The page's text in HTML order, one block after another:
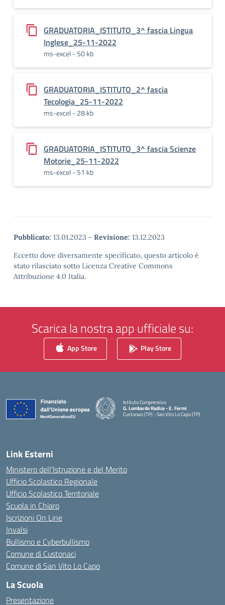
GRADUATORIA_ISTITUTO_3^ fascia Lingua
Inglese_25-11-2022
ms-excel - 50 kb
GRADUATORIA_ISTITUTO_2^ fascia
Tecologia_25-11-2022
ms-excel - 28 kb
GRADUATORIA_ISTITUTO_3^ fascia Scienze
Motorie_25-11-2022
ms-excel - 51 kb
Pubblicato: 13.01.2023 - Revisione: 13.12.2023
Eccetto dove diversamente specificato, questo articolo è
stato rilasciato sotto Licenza Creative Commons
Attribuzione 4.0 Italia.
Scarica la nostra app ufficiale su:
App Store Play Store
Istituto Comprensivo
G. Lombardo Radice - E. Fermi
Custonaci (TP) - San Vito Lo Capo (TP)
— Visita la pagina iniziale della scuola
Link Esterni
Ministero dell’Istruzione e del Merito
Ufficio Scolastico Regionale
Ufficio Scolastico Territoriale
Scuola in Chiaro
Iscrizioni On Line
Invalsi
Bullismo e Cyberbullismo
Comune di Custonaci
Comune di San Vito Lo Capo
La Scuola
Presentazione